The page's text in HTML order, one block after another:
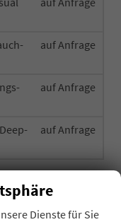
auf Anfrage
auf Anfrage
auf Anfrage
Dienste für Sie